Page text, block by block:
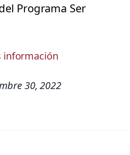
Programa Ser
información
30, 2022